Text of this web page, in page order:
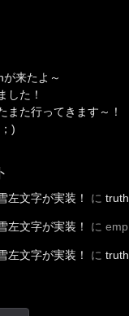
来たよ～
した！
また行ってきます～！
)
左文字が実装！ に truth
左文字が実装！ に emp
左文字が実装！ に truth